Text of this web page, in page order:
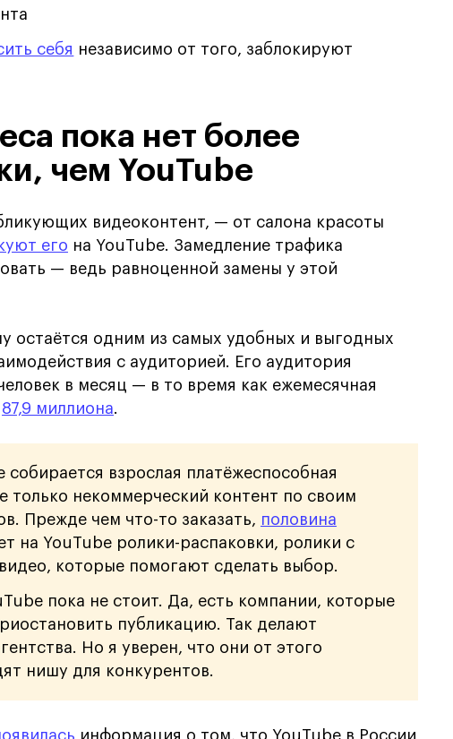
себя независимо от того, заблокируют
пока нет более
чем YouTube
видеоконтент, — от салона красоты
его на YouTube. Замедление трафика
— ведь равноценной замены у этой
остаётся одним из самых удобных и выгодных
с аудиторией. Его аудитория
в месяц — в то время как ежемесячная
87,9 миллиона.
взрослая платёжеспособная
только некоммерческий контент по своим
Прежде чем что-то заказать, половина
на YouTube ролики-распаковки, ролики с
которые помогают сделать выбор.
пока не стоит. Да, есть компании, которые
публикацию. Так делают
Но я уверен, что они от этого
нишу для конкурентов.
информация о том, что YouTube в России